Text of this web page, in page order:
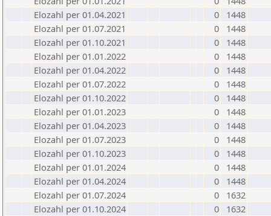
Elozahl per 01.04.2021
0
1448
Elozahl per 01.07.2021
0
1448
Elozahl per 01.10.2021
0
1448
Elozahl per 01.01.2022
0
1448
Elozahl per 01.04.2022
0
1448
Elozahl per 01.07.2022
0
1448
Elozahl per 01.10.2022
0
1448
Elozahl per 01.01.2023
0
1448
Elozahl per 01.04.2023
0
1448
Elozahl per 01.07.2023
0
1448
Elozahl per 01.10.2023
0
1448
Elozahl per 01.01.2024
0
1448
Elozahl per 01.04.2024
0
1448
Elozahl per 01.07.2024
0
1632
Elozahl per 01.10.2024
0
1632